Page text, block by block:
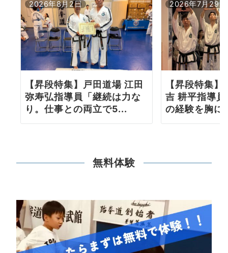
2026年8月2日
【昇段特集】戸田道場 江田
弥寿弘指導員「継続は力な
り。仕事との両立で5...
2026年7月29日
【昇段特集
吉 耕平指導
の経験を胸に
無料体験